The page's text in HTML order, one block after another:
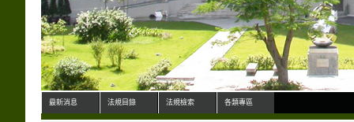
最新消息 法規目錄 法規檢索 各類專區